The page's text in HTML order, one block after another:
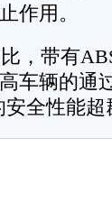
作用。
，带有
车辆的通
安全性能